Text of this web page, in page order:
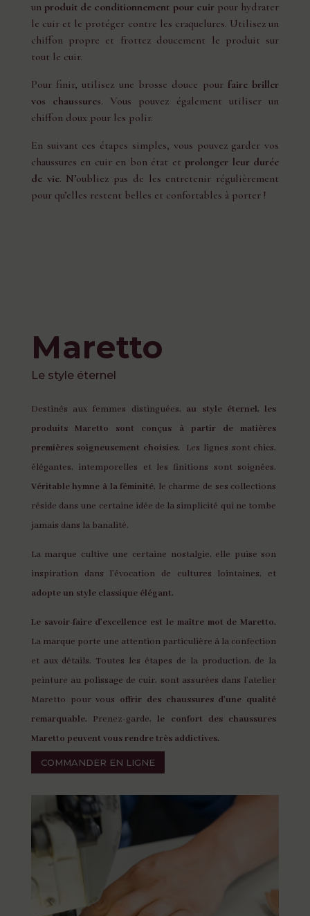
un produit de conditionnement pour cuir pour hydrater
le cuir et le protéger contre les craquelures. Utilisez un
chiffon propre et frottez doucement le produit sur
tout le cuir.
Pour finir, utilisez une brosse douce pour faire briller
vos chaussures. Vous pouvez également utiliser un
chiffon doux pour les polir.
En suivant ces étapes simples, vous pouvez garder vos
chaussures en cuir en bon état et prolonger leur durée
de vie. N’oubliez pas de les entretenir régulièrement
pour qu’elles restent belles et confortables à porter !
Maretto
Le style éternel
Destinés aux femmes distinguées, au style éternel, les
produits Maretto sont conçus à partir de matières
premières soigneusement choisies.
Les lignes sont chics,
élégantes, intemporelles et les finitions sont soignées.
Véritable hymne à la féminité, le charme de ses collections
réside dans une certaine idée de la simplicité qui ne tombe
jamais dans la banalité.
La marque cultive une certaine nostalgie, elle puise son
inspiration dans l’évocation de cultures lointaines, et
adopte un style classique élégant.
Le savoir-faire d’excellence est le maître mot de Maretto.
La marque porte une attention particulière à la confection
et aux détails. Toutes les étapes de la production, de la
peinture au polissage de cuir, sont assurées dans l’atelier
Maretto pour vous offrir des chaussures d’une qualité
remarquable. Prenez-garde,le confort des chaussures
Maretto peuvent vous rendre très addictives.
COMMANDER EN LIGNE